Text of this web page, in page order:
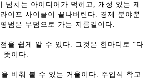
넘치는 아이디어가 먹히고, 개성 있는 제
이프 사이클이 끝나버린다. 경제 분야뿐
범은 무덤으로 가는 지름길이다.
을 쉽게 알 수 있다. 그것은 한마디로 “다
뜻이다.
비춰 볼 수 있는 거울이다. 주입식 학교